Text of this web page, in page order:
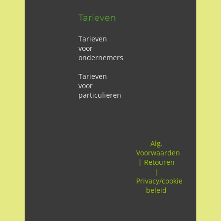
Tarieven
Tarieven
voor
ondernemers
Tarieven
voor
particulieren
Alg.
Voorwaarden
| Retouren
|
Privacy/cookie
beleid